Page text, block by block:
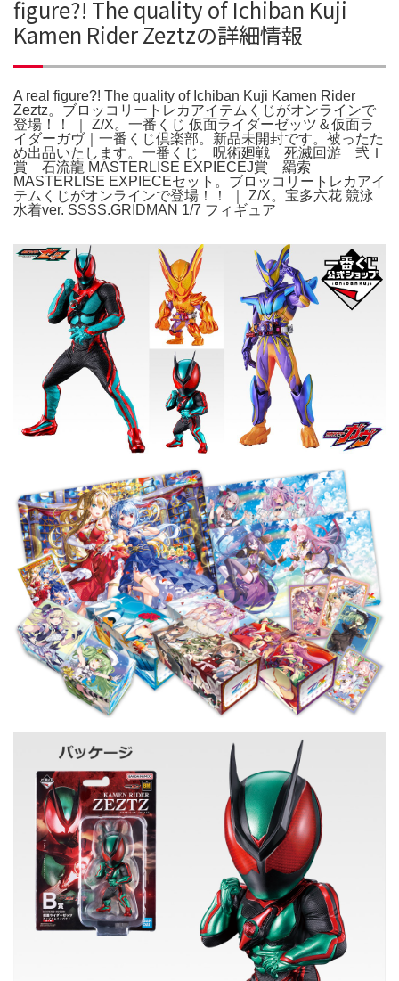
figure?! The quality of Ichiban Kuji
Kamen Rider Zeztzの詳細情報
A real figure?! The quality of Ichiban Kuji Kamen Rider
Zeztz。ブロッコリートレカアイテムくじがオンラインで
登場！！ ｜ Z/X。一番くじ 仮面ライダーゼッツ＆仮面ラ
イダーガヴ｜一番くじ倶楽部。新品未開封です。被ったた
め出品いたします。一番くじ 呪術廻戦 死滅回游 弐Ｉ
賞 石流龍 MASTERLISE EXPIECEJ賞 羂索
MASTERLISE EXPIECEセット。ブロッコリートレカアイ
テムくじがオンラインで登場！！ ｜ Z/X。宝多六花 競泳
水着ver. SSSS.GRIDMAN 1/7 フィギュア